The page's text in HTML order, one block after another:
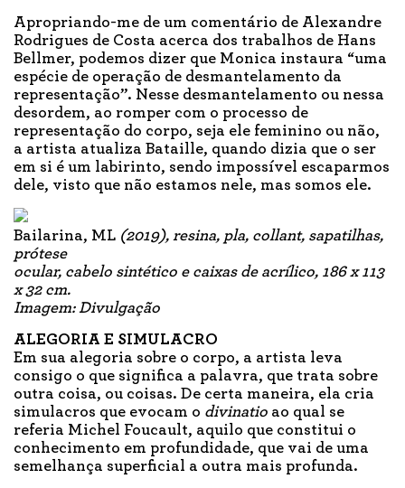
Apropriando-me de um comentário de Alexandre
Rodrigues de Costa acerca dos trabalhos de Hans
Bellmer, podemos dizer que Monica instaura “uma
espécie de operação de desmantelamento da
representação”. Nesse desmantelamento ou nessa
desordem, ao romper com o processo de
representação do corpo, seja ele feminino ou não,
a artista atualiza Bataille, quando dizia que o ser
em si é um labirinto, sendo impossível escaparmos
dele, visto que não estamos nele, mas somos ele.
Bailarina, ML (2019), resina, pla, collant, sapatilhas,
prótese
ocular, cabelo sintético e caixas de acrílico, 186 x 113
x 32 cm.
Imagem: Divulgação
ALEGORIA E SIMULACRO
Em sua alegoria sobre o corpo, a artista leva
consigo o que significa a palavra, que trata sobre
outra coisa, ou coisas. De certa maneira, ela cria
simulacros que evocam o divinatio ao qual se
referia Michel Foucault, aquilo que constitui o
conhecimento em profundidade, que vai de uma
semelhança superficial a outra mais profunda.